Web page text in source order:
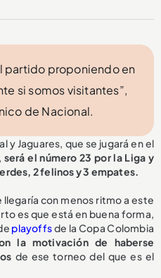
partido proponiendo en
si somos visitantes”,
de Nacional.
y Jaguares, que se jugará en el
, será el número 23 por la Liga y
2 felinos y 3 empates.
con menos ritmo a este
es que está en buena forma,
playoffsde la Copa Colombia
la motivación de haberse
de ese torneo del que es el